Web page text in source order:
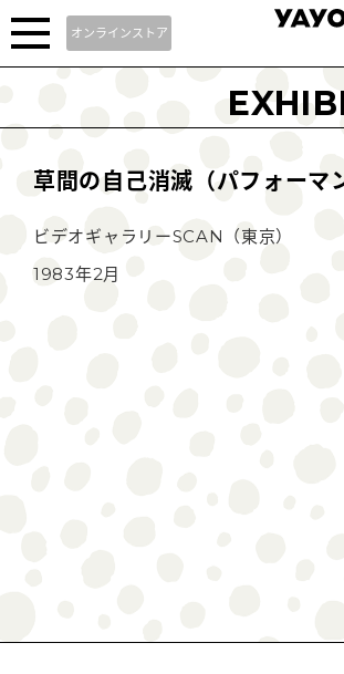
オンラインストア
草間の自己消滅（パフォーマ
ビデオギャラリーSCAN（東京）
1983年2月